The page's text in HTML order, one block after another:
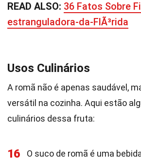
READ ALSO: 36 Fatos Sobre
estranguladora-da-FlÃ³rida
Usos Culinários
A romã não é apenas saudável,
versátil na cozinha. Aqui estão
culinários dessa fruta:
16
O suco de romã é uma